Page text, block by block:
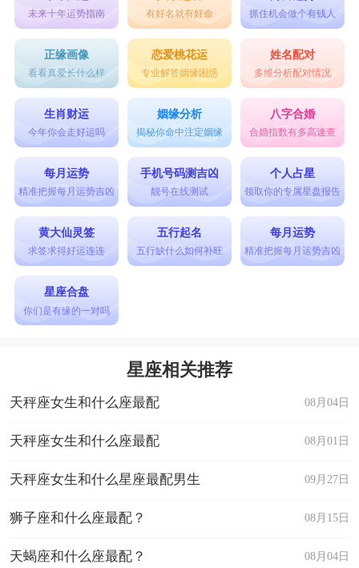
未来十年运势指南 有好名就有好命 抓住机会做个有钱人
正缘画像
看看真爱长什么样
恋爱桃花运
专业解答姻缘困惑
姓名配对
多维分析配对情况
生肖财运
今年你会走好运吗
姻缘分析
揭秘你命中注定姻缘
八字合婚
合婚指数有多高速查
每月运势
精准把握每月运势吉凶
手机号码测吉凶
靓号在线测试
个人占星
领取你的专属星盘报告
黄大仙灵签
求签求得好运连连
五行起名
五行缺什么如何补旺
每月运势
精准把握每月运势吉凶
星座合盘
你们是有缘的一对吗
星座相关推荐
08月04日
天秤座女生和什么座最配
08月01日
天秤座女生和什么座最配
09月27日
天秤座女生和什么星座最配男生
08月15日
狮子座和什么座最配？
08月04日
天蝎座和什么座最配？